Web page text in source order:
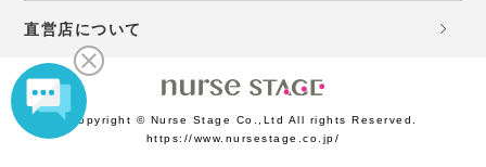
直営店について
Copyright © Nurse Stage Co.,Ltd All rights Reserved.
https://www.nursestage.co.jp/